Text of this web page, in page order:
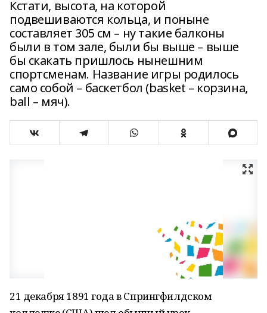
Кстати, высота, на которой
подвешиваются кольца, и поныне
составляет 305 см – ну такие балконы
были в том зале, были бы выше – выше
бы скакать пришлось нынешним
спортсменам. Название игры родилось
само собой – баскетбол (basket – корзина,
ball – мяч).
21 декабря 1891 года в Спрингфилдском